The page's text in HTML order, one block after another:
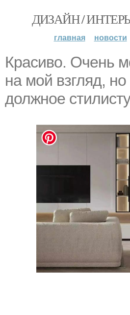
ДИЗАЙН /
главная новости
Красиво. Очень
на мой взгляд,
должное